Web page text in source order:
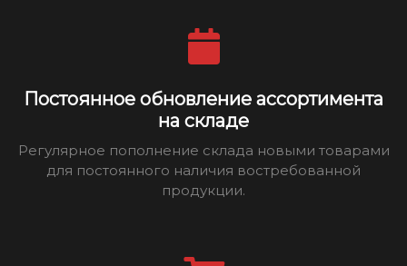
Постоянное обновление ассортимента
на складе
Регулярное пополнение склада новыми товарами
для постоянного наличия востребованной
продукции.